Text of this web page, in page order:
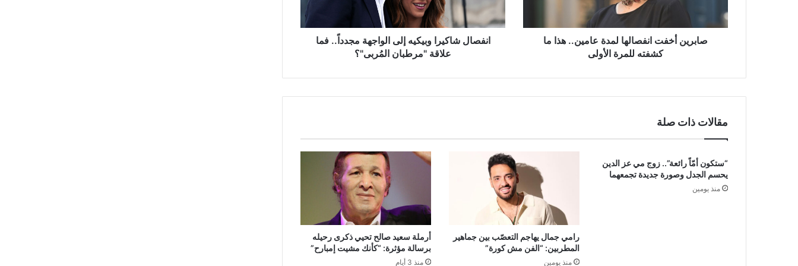
كشفته
للمرة
صابرين أخفت انفصالها لمدة عامين.. هذا ما
كشفته للمرة الأولى
علاقة
"مرطبان
المُربى"؟
انفصال شاكيرا وبيكيه إلى الواجهة مجدداً.. فما
علاقة "مرطبان المُربى"؟
مقالات ذات صلة
“ستكون أمّاً رائعة”.. زوج مي عز الدين
يحسم الجدل وصورة جديدة تجمعهما
منذ يومين
رامي جمال يهاجم التعصّب بين جماهير
المطربين: “الفن مش كورة”
منذ يومين
أرملة سعيد صالح تحيي ذكرى رحيله
برسالة مؤثرة: “كأنك مشيت إمبارح”
منذ 3 أيام